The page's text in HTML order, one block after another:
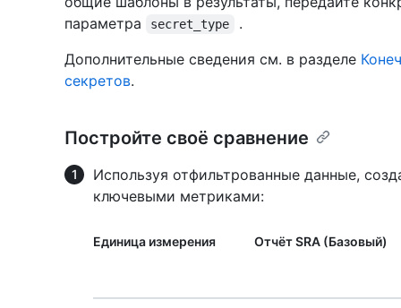
параметра
secret_type
.
Дополнительные сведения см. в разделе
секретов.
Постройте своё сравнение
Используя отфильтрованные данные,
ключевыми метриками:
Единица измерения Отчёт SRA (Базовый)